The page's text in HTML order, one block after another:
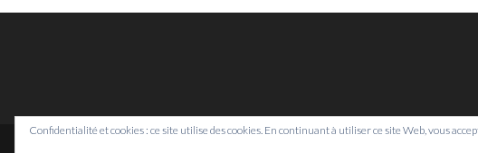
Confidentialité et cookies : ce site utilise des cookies. En continuant à utiliser ce site Web, vous